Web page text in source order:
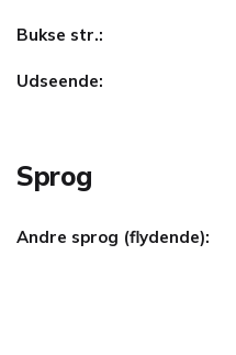
Bukse str.:
Udseende:
Sprog
Andre sprog (flydende):